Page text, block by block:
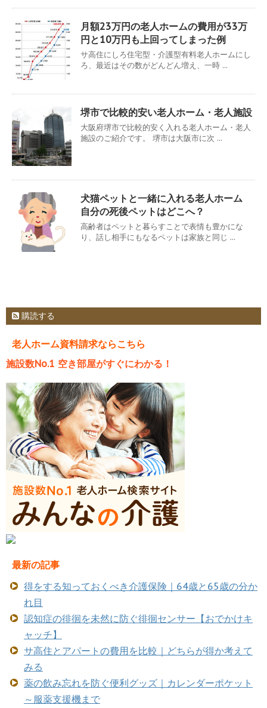
月額23万円の老人ホームの費用が33万
円と10万円も上回ってしまった例
サ高住にしろ住宅型・介護型有料老人ホームにし
ろ、最近はその数がどんどん増え、一時 ...
堺市で比較的安い老人ホーム・老人施設
大阪府堺市で比較的安く入れる老人ホーム・老人
施設のご紹介です。 堺市は大阪市に次 ...
犬猫ペットと一緒に入れる老人ホーム
自分の死後ペットはどこへ？
高齢者はペットと暮らすことで表情も豊かにな
り、話し相手にもなるペットは家族と同じ ...
購読する
老人ホーム資料請求ならこちら
施設数No.1 空き部屋がすぐにわかる！
最新の記事
得をする知っておくべき介護保険｜64歳と65歳の分か
れ目
認知症の徘徊を未然に防ぐ徘徊センサー【おでかけキ
ャッチ】
サ高住とアパートの費用を比較｜どちらが得か考えて
みる
薬の飲み忘れを防ぐ便利グッズ｜カレンダーポケット
～服薬支援機まで